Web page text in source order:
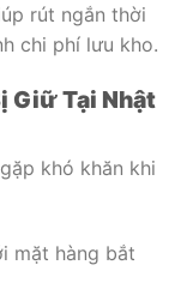
rút ngắn thời
chi phí lưu kho.
Giữ Tại Nhật
khó khăn khi
mặt hàng bắt